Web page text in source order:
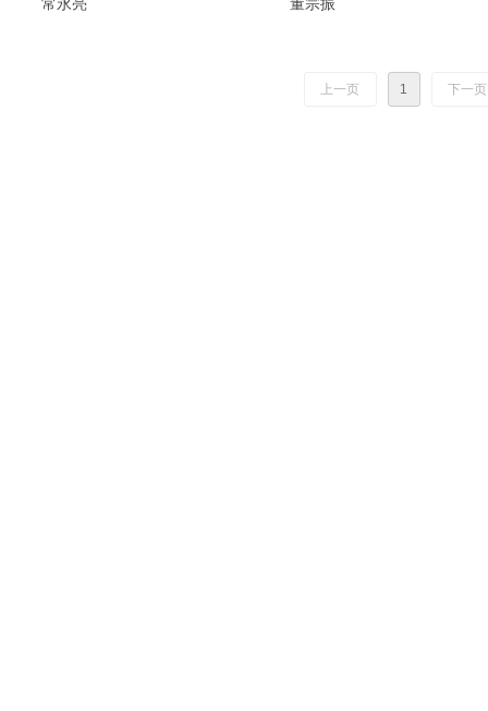
常永亮 董宗振
上一页 1 下一页